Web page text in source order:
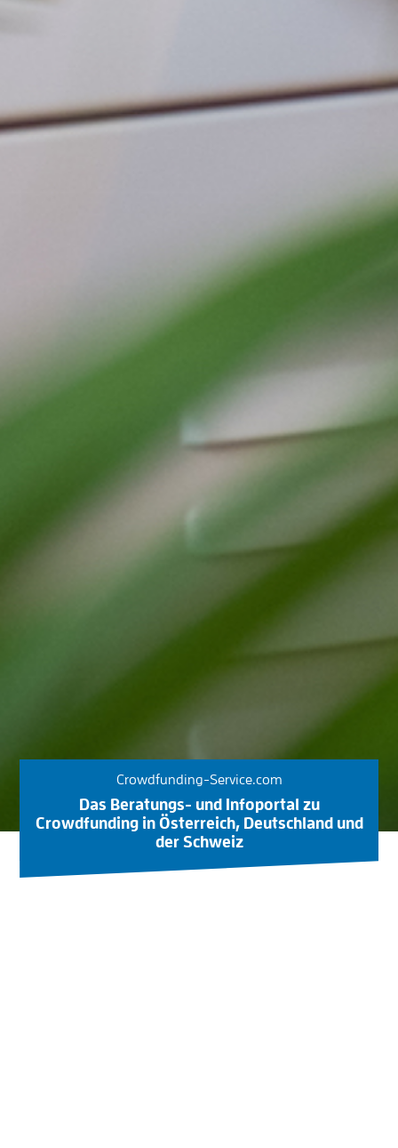
Crowdfunding-Service.com
Das Beratungs- und Infoportal zu
Crowdfunding in Österreich, Deutschland und
der Schweiz